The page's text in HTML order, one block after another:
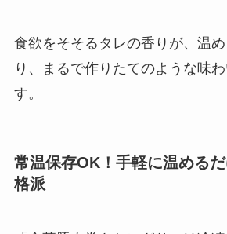
食欲をそそるタレの香りが、温
り、まるで作りたてのような味
す。
常温保存OK！手軽に温める
格派